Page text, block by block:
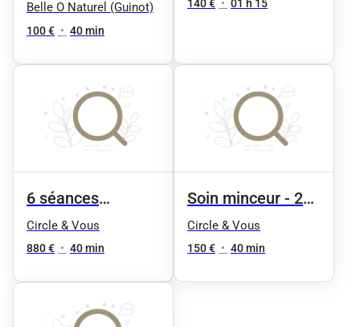
Therapy -
Compression par
corps ou haut du
corps 35 min
Belle O Naturel (Guinot)
100 € • 40 min
lymphatique
140 € • 01 h 15
6 séances
minceur - 2 zones
Circle & Vous
880 € • 40 min
Soin minceur - 2
zones du corps
Circle & Vous
150 € • 40 min